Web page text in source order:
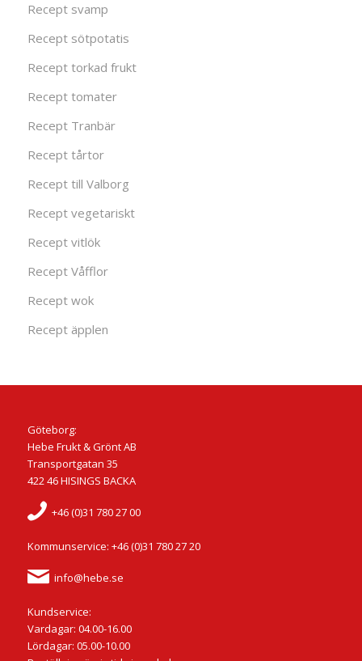
Recept svamp
Recept sötpotatis
Recept torkad frukt
Recept tomater
Recept Tranbär
Recept tårtor
Recept till Valborg
Recept vegetariskt
Recept vitlök
Recept Våfflor
Recept wok
Recept äpplen
Göteborg:
Hebe Frukt & Grönt AB
Transportgatan 35
422 46 HISINGS BACKA
+46 (0)31 780 27 00
Kommunservice: +46 (0)31 780 27 20
info@hebe.se
Kundservice:
Vardagar: 04.00-16.00
Lördagar: 05.00-10.00